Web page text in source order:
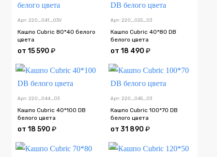
Арт: 220_041_03V
Кашпо Cubric 80*40 белого
цвета
от 15 590 ₽
Арт: 220_025_03
Кашпо Cubric 40*80 DB
белого цвета
от 18 490 ₽
Арт: 220_044_03
Кашпо Cubric 40*100 DB
белого цвета
от 18 590 ₽
Арт: 220_045_03
Кашпо Cubric 100*70 DB
белого цвета
от 31 890 ₽